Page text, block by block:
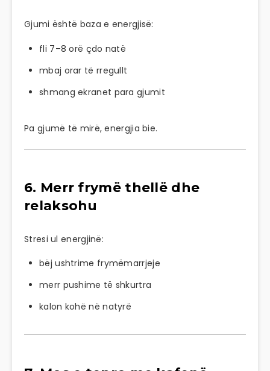
Gjumi është baza e energjisë:
fli 7–8 orë çdo natë
mbaj orar të rregullt
shmang ekranet para gjumit
Pa gjumë të mirë, energjia bie.
6. Merr frymë thellë dhe
relaksohu
Stresi ul energjinë:
bëj ushtrime frymëmarrjeje
merr pushime të shkurtra
kalon kohë në natyrë